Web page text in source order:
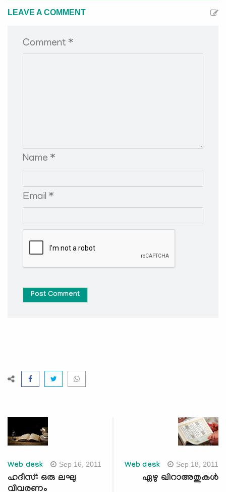
LEAVE A COMMENT
Comment *
Name *
Email *
Post Comment
Web desk Sep 16, 2011
ഹദീസ്: ഒരു ലഘു
വിവരണം
Web desk Sep 18, 2011
ഏഴു ഖിറാഅതുകള്‍